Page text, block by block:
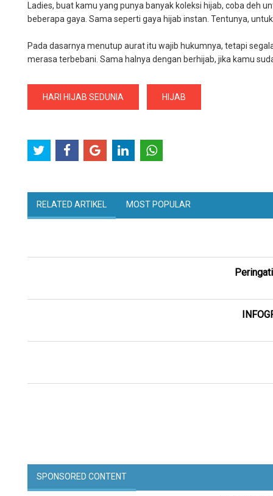
Ladies, buat kamu yang punya banyak koleksi hijab, coba
beberapa gaya. Sama seperti gaya hijab instan. Tentunya,
Pada dasarnya menutup aurat itu wajib hukumnya, tetapi
merasa terbebani. Sama halnya dengan berhijab, jika kamu
HARI HIJAB SEDUNIA HIJAB
RELATED ARTIKEL MOST POPULAR
SPONSORED CONTENT